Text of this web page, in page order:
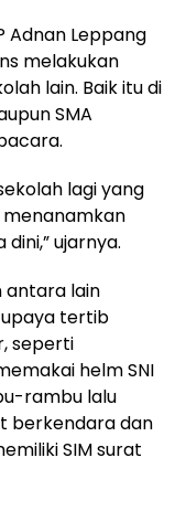
Adnan Leppang
melakukan
lain. Baik itu di
SMA
lagi yang
menanamkan
ujarnya.
antara lain
tertib
seperti
helm SNI
rambu lalu
berkendara dan
SIM surat